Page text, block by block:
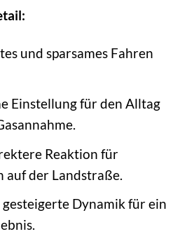
und sparsames Fahren
Einstellung für den Alltag
Reaktion für
auf der Landstraße.
gesteigerte Dynamik für ein